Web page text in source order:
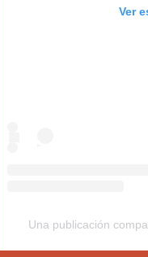
Ver
Una publicación